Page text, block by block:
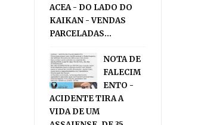
ACEA - DO LADO DO
KAIKAN - VENDAS
PARCELADAS...
NOTA DE
FALECIM
ENTO -
ACIDENTE TIRA A
VIDA DE UM